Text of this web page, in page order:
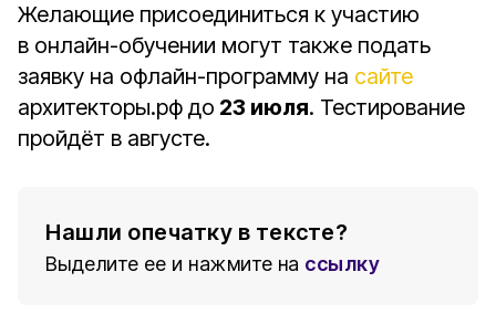
Желающие присоединиться к участию
в онлайн-обучении могут также подать
заявку на офлайн-программу на сайте
архитекторы.рф до 23 июля. Тестирование
пройдёт в августе.
Нашли опечатку в тексте?
Выделите ее и нажмите на ссылку